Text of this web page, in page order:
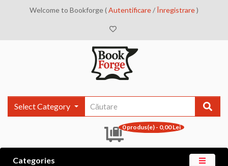
Welcome to Bookforge (Autentificare/Înregistrare)
Select Category
0 produs(e) - 0,00 Lei
Categories